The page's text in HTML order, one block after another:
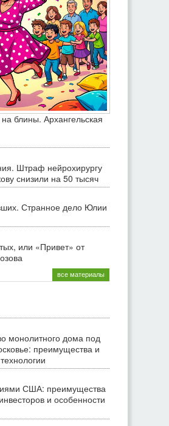
блины. Архангельская
Штраф нейрохирургу
снизили на 50 тысяч
Странное дело Юлии
или «Привет» от
все материалы
монолитного дома под
преимущества и
США: преимущества
и особенности